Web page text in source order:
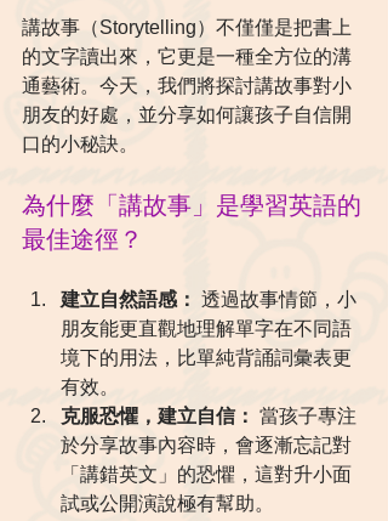
講故事（Storytelling）不僅僅是把書上
的文字讀出來，它更是一種全方位的溝
通藝術。今天，我們將探討講故事對小
朋友的好處，並分享如何讓孩子自信開
口的小秘訣。
為什麼「講故事」是學習英語的
最佳途徑？
建立自然語感： 透過故事情節，小
朋友能更直觀地理解單字在不同語
境下的用法，比單純背誦詞彙表更
有效。
克服恐懼，建立自信： 當孩子專注
於分享故事內容時，會逐漸忘記對
「講錯英文」的恐懼，這對升小面
試或公開演說極有幫助。